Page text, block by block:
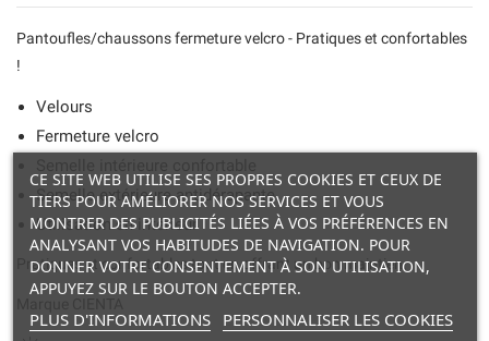
Pantoufles/chaussons fermeture velcro - Pratiques et confortables
!
Velours
Fermeture velcro
Semelle extérieure antidérapante
Utilisation en intérieur
Pratiques et confortables tout en offrant un bon maintien.
CE SITE WEB UTILISE SES PROPRES COOKIES ET CEUX DE
TIERS POUR AMÉLIORER NOS SERVICES ET VOUS
MONTRER DES PUBLICITÉS LIÉES À VOS PRÉFÉRENCES EN
ANALYSANT VOS HABITUDES DE NAVIGATION. POUR
DONNER VOTRE CONSENTEMENT À SON UTILISATION,
APPUYEZ SUR LE BOUTON ACCEPTER.
PLUS D'INFORMATIONS PERSONNALISER LES COOKIES